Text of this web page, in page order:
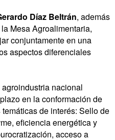
Díaz Beltrán, además
Mesa Agroalimentaria,
conjuntamente en una
aspectos diferenciales
nacional
en la conformación de
de interés: Sello de
eficiencia energética y
acceso a